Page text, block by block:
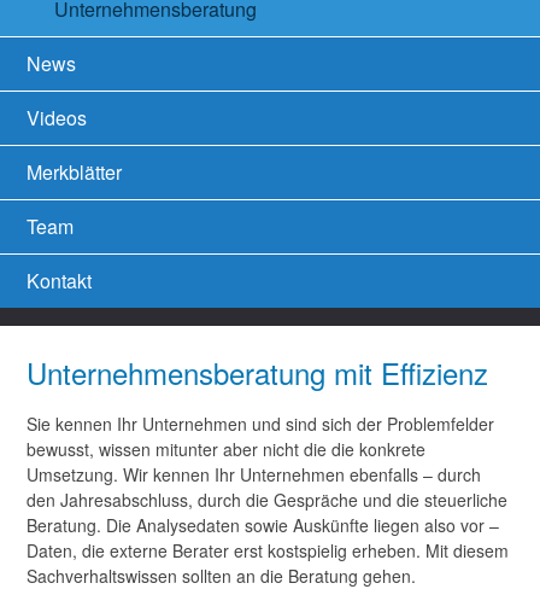
Unternehmensberatung
News
Videos
Merkblätter
Team
Kontakt
Unternehmensberatung mit Effizienz
Sie kennen Ihr Unternehmen und sind sich der Problemfelder
bewusst, wissen mitunter aber nicht die die konkrete
Umsetzung. Wir kennen Ihr Unternehmen ebenfalls – durch
den Jahresabschluss, durch die Gespräche und die steuerliche
Beratung. Die Analysedaten sowie Auskünfte liegen also vor –
Daten, die externe Berater erst kostspielig erheben. Mit diesem
Sachverhaltswissen sollten an die Beratung gehen.